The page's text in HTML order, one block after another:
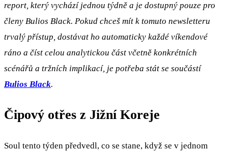
report, který vychází jednou týdně a je dostupný pouze pro
členy Bulios Black. Pokud chceš mít k tomuto newsletteru
trvalý přístup, dostávat ho automaticky každé víkendové
ráno a číst celou analytickou část včetně konkrétních
scénářů a tržních implikací, je potřeba stát se součástí
Bulios Black.
Čipový otřes z Jižní Koreje
Soul tento týden předvedl, co se stane, když se v jednom